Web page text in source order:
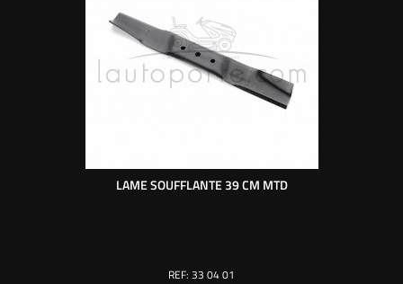
LAME SOUFFLANTE 39 CM MTD
REF: 33 04 01